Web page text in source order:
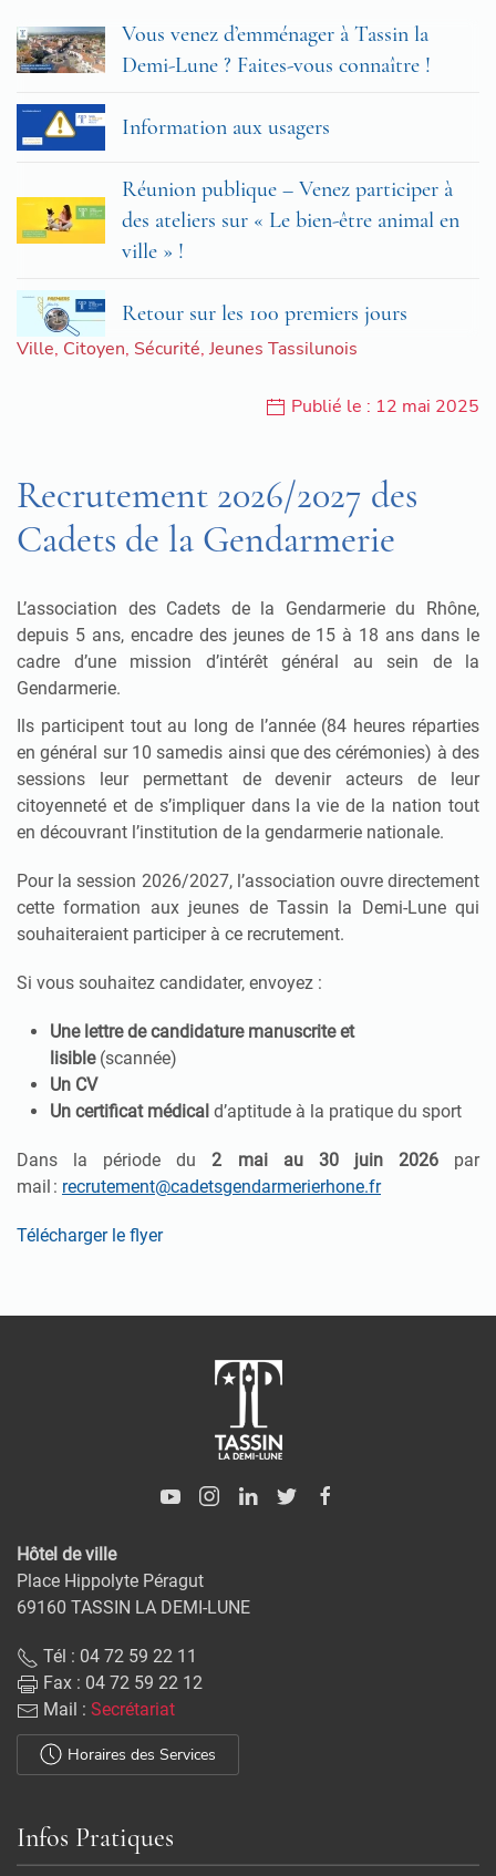
Vous venez d’emménager à Tassin la
Demi-Lune ? Faites-vous connaître !
Information aux usagers
Réunion publique – Venez participer à
des ateliers sur « Le bien-être animal en
ville » !
Retour sur les 100 premiers jours
Ville, Citoyen, Sécurité, Jeunes Tassilunois
Publié le : 12 mai 2025
Recrutement 2026/2027 des
Cadets de la Gendarmerie
L’association des Cadets de la Gendarmerie du Rhône,
depuis 5 ans, encadre des jeunes de 15 à 18 ans dans le
cadre d’une mission d’intérêt général au sein de la
Gendarmerie.
Ils participent tout au long de l’année (84 heures réparties
en général sur 10 samedis ainsi que des cérémonies) à des
sessions leur permettant de devenir acteurs de leur
citoyenneté et de s’impliquer dans la vie de la nation tout
en découvrant l’institution de la gendarmerie nationale.
Pour la session 2026/2027, l’association ouvre directement
cette formation aux jeunes de Tassin la Demi-Lune qui
souhaiteraient participer à ce recrutement.
Si vous souhaitez candidater, envoyez :
Une lettre de candidature manuscrite et
lisible(scannée)
Un CV
Un certificat médical d’aptitude à la pratique du sport
Dans la période du2 mai au 30 juin 2026par
mail : recrutement@cadetsgendarmerierhone.fr
Télécharger le flyer
Hôtel de ville
Place Hippolyte Péragut
69160 TASSIN LA DEMI-LUNE
Tél : 04 72 59 22 11
Fax : 04 72 59 22 12
Mail : Secrétariat
Horaires des Services
Infos Pratiques